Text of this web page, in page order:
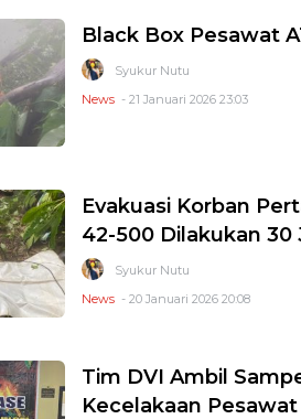
Black Box Pesawat
Syukur Nutu
News - 21 Januari 2026 23:03
Evakuasi Korban
42-500 Dilakukan 30
Syukur Nutu
News - 20 Januari 2026 20:08
Tim DVI Ambil
Kecelakaan